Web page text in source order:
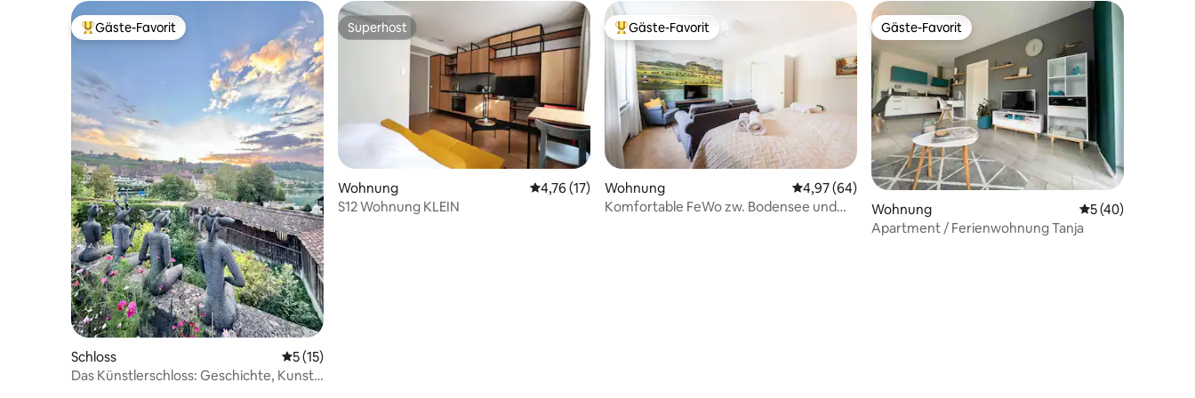
Beliebter Gäste-Favorit.
Gäste-Favorit
Schloss Durchschnittliche Bewertung: 5 von 5, 15 Bewertungen
5 (15)
Das Künstlerschloss: Geschichte, Kunst
Superhost
Superhost
Wohnung Durchschnittliche Bewertung: 4,76 von 5, 17 Bewertungen
4,76 (17)
S12 Wohnung KLEIN
Beliebter Gäste-Favorit.
Gäste-Favorit
Wohnung Durchschnittliche Bewertung: 4,97 von 5, 64 Bewertungen
4,97 (64)
Komfortable FeWo zw. Bodensee und
Gäste-Favorit
Gäste-Favorit
Wohnung Durchschnittliche
5 (40)
Apartment / Ferienwohnung Tanja